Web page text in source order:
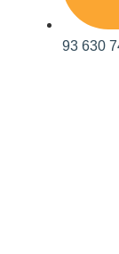
93 630